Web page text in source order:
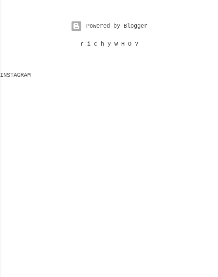
Powered by Blogger
r i c h y W H O ?
INSTAGRAM